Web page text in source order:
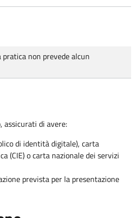
non prevede alcun
assicurati di avere:
di identità digitale), carta
(CIE) o carta nazionale dei servizi
prevista per la presentazione